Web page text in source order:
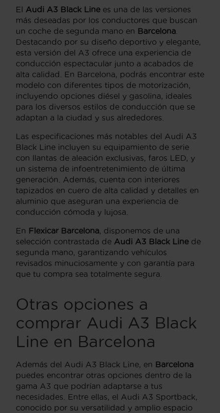
El Audi A3 Black Line es una de las versiones
más deseadas por los conductores que buscan
un coche de segunda mano en Barcelona
Destacando por su diseño deportivo y elegante,
esta versión del A3 ofrece una experiencia de
conducción espectacular junto a acabados de
alta calidad. En Barcelona, podrás encontrar este
modelo con diferentes tipos de motorización,
incluyendo opciones diésel y gasolina, ideales
para los diversos estilos de conducción que se
adaptan a la ciudad y sus alrededores.
Las especificaciones más notables del Audi A3
Black Line incluyen su equipamiento de serie
con llantas de aleación exclusivas, faros LED, y
un sistema de infoentretenimiento de última
generación. Además, cuenta con interiores
tapizados en cuero de alta calidad y detalles en
aluminio que aseguran una experiencia de
conducción cómoda y lujosa.
En Flexicar Barcelona , disponemos de una
selección contrastada de Audi A3 Black Line de
segunda mano, garantizando vehículos
revisados minuciosamente y con garantía para
que tu compra sea totalmente segura.
Otras opciones a
comprar Audi A3 Black
Line en Barcelona
Además del Audi A3 Black Line, en Barcelona
puedes encontrar otras opciones dentro de la
gama A3 que podrían adaptarse a tus
necesidades. Entre ellas, el Audi A3 Sportback,
conocido por su versatilidad y amplio espacio